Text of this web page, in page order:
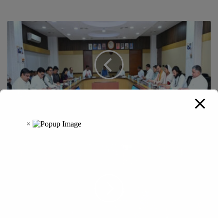
साय कैबिनेट ने किया वीबी-जी राम जी योजना का अनुमोदन, कई अहम
प्रस्‍तावों को भी दी मंजूरी